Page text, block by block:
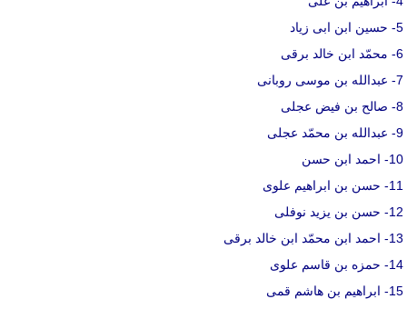
5- حسین ابن ابی زیاد
6- محمّد ابن خالد برقی
7- عبدالله بن موسی روبانی
8- صالح بن فیض عجلی
9- عبدالله بن محمّد عجلی
10- احمد ابن حسن
11- حسن بن ابراهیم علوی
12- حسن بن یزید نوفلی
13- احمد ابن محمّد ابن خالد برقی
14- حمزه بن قاسم علوی
15- ابراهیم بن هاشم قمی